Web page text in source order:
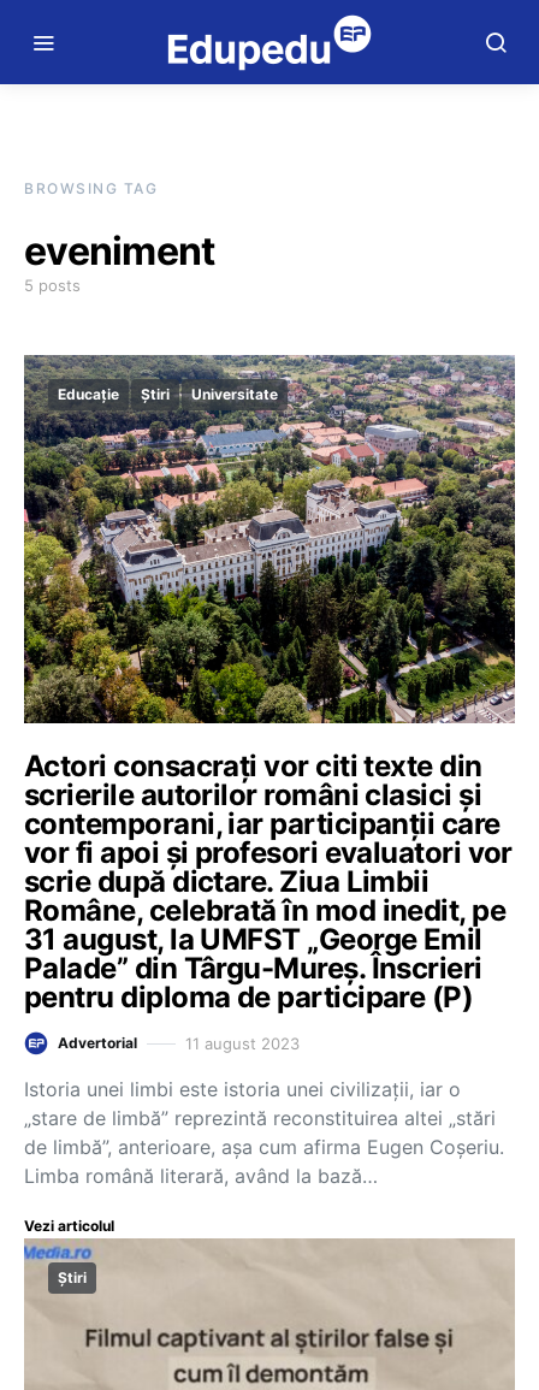
BROWSING TAG
eveniment
5 posts
Educație Știri Universitate
Actori consacrați vor citi texte din
scrierile autorilor români clasici și
contemporani, iar participanţii care
vor fi apoi și profesori evaluatori vor
scrie după dictare. Ziua Limbii
Române, celebrată în mod inedit, pe
31 august, la UMFST „George Emil
Palade” din Târgu-Mureș. Înscrieri
pentru diploma de participare (P)
Advertorial 11 august 2023
Istoria unei limbi este istoria unei civilizații, iar o
„stare de limbă” reprezintă reconstituirea altei „stări
de limbă”, anterioare, aşa cum afirma Eugen Coşeriu.
Limba română literară, având la bază…
Vezi articolul
Știri